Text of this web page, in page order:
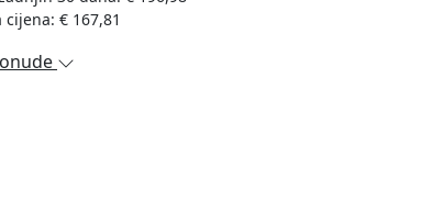
€ 167,81